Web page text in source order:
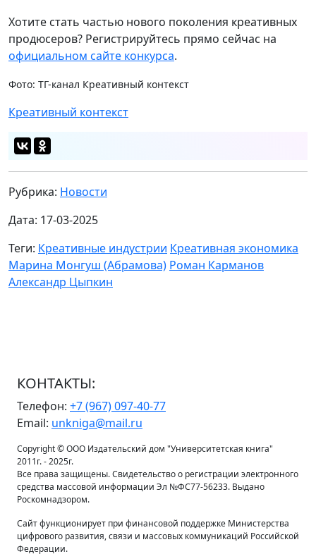
Хотите стать частью нового поколения креативных
продюсеров? Регистрируйтесь прямо сейчас на
официальном сайте конкурса.
Фото: ТГ-канал Креативный контекст
Креативный контекст
Рубрика: Новости
Дата: 17-03-2025
Теги: Креативные индустрии Креативная экономика
Марина Монгуш (Абрамова) Роман Карманов
Александр Цыпкин
КОНТАКТЫ:
Телефон: +7 (967) 097-40-77
Email: unkniga@mail.ru
Copyright © ООО Издательский дом "Университетская книга"
2011г. - 2025г.
Все права защищены. Свидетельство о регистрации электронного
средства массовой информации Эл №ФС77-56233. Выдано
Роскомнадзором.
Сайт функционирует при финансовой поддержке Министерства
цифрового развития, связи и массовых коммуникаций Российской
Федерации.